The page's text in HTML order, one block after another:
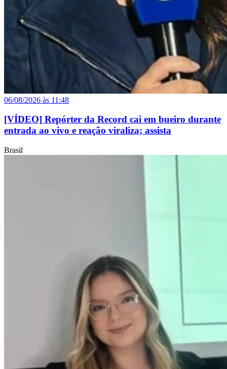
06/08/2026 às 11:48
[VÍDEO] Repórter da Record cai em bueiro durante
entrada ao vivo e reação viraliza; assista
Brasil